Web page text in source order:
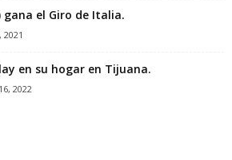
gana el Giro de Italia.
2021
en su hogar en Tijuana.
2022